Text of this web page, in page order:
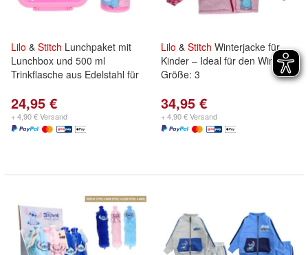
Lilo & Stitch Lunchpaket mit
Lunchbox und 500 ml
Trinkflasche aus Edelstahl für
24,95 €
+ 4,90 € Versand
Lilo & Stitch Winterjacke für
Kinder – Ideal für den Winter -
Größe: 3
34,95 €
+ 4,90 € Versand